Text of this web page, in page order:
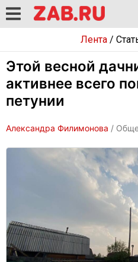
Лента/
Этой весной
активнее всего
петунии
Александра Филимонова /